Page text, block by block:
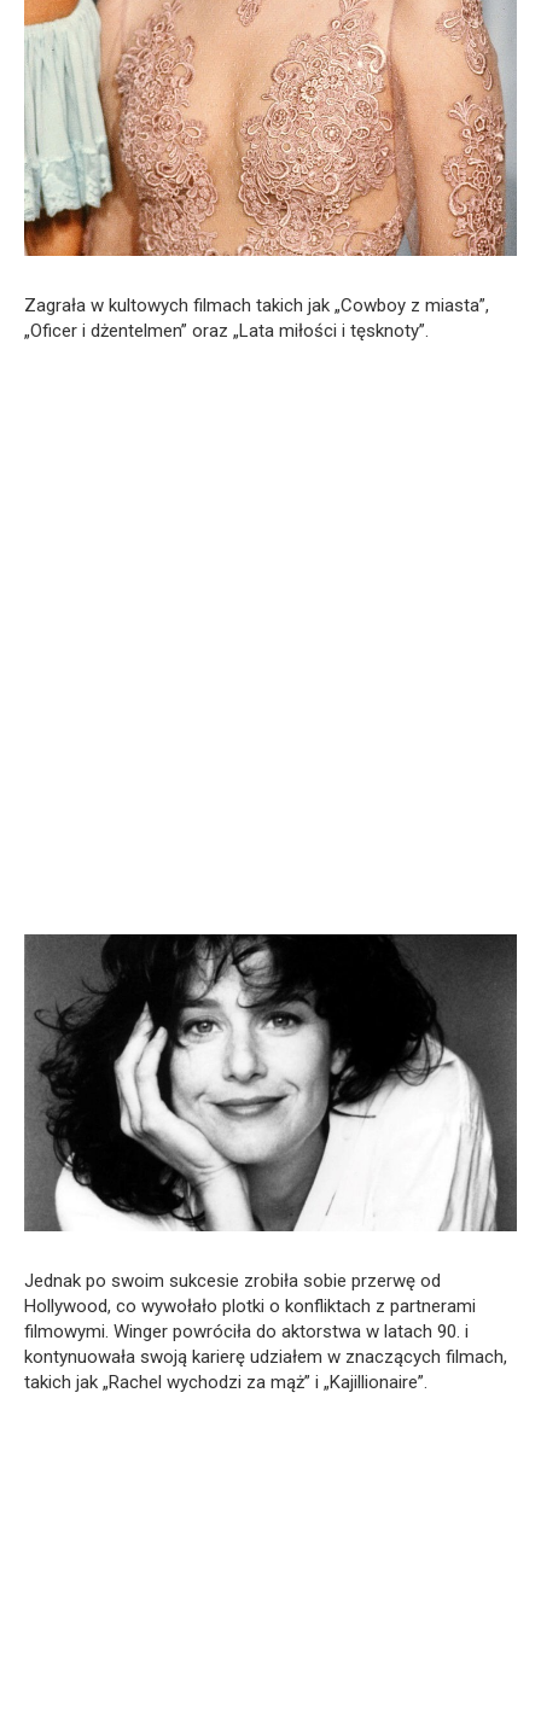
Zagrała w kultowych filmach takich jak „Cowboy z miasta”,
„Oficer i dżentelmen” oraz „Lata miłości i tęsknoty”.
Jednak po swoim sukcesie zrobiła sobie przerwę od
Hollywood, co wywołało plotki o konfliktach z partnerami
filmowymi. Winger powróciła do aktorstwa w latach 90. i
kontynuowała swoją karierę udziałem w znaczących filmach,
takich jak „Rachel wychodzi za mąż” i „Kajillionaire”.